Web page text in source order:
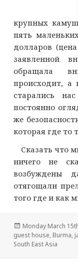
крупных
пять
долларов
заявленной
обращала
происходит, а
старались
постоянно
же
которая где то
Сказать что
ничего не
возбуждены
отягощали
того где и как
Опубликовано
Monday March
guest house, Burma,
South East Asia